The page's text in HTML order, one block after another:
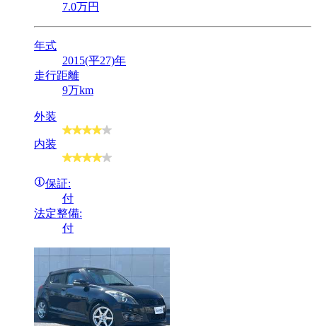
7.0万円
年式
2015(平27)年
走行距離
9万km
外装
内装
保証:
付
法定整備:
付